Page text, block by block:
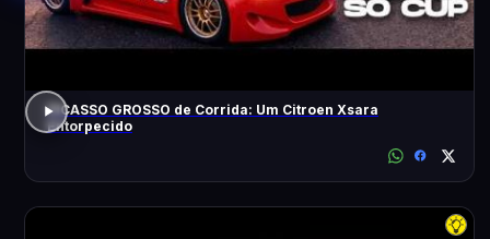
PICASSO GROSSO de Corrida: Um Citroen Xsara
Entorpecido